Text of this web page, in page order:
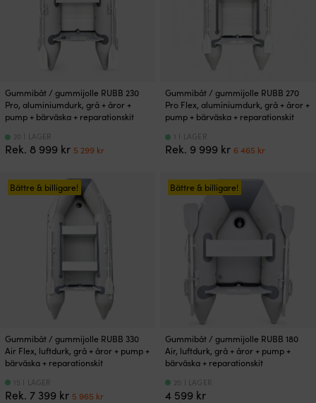
Gummibåt / gummijolle RUBB 230
Pro, aluminiumdurk, grå + åror +
pump + bärväska + reparationskit
Rek. 8 999 kr Det
var:
8
999 kr.
5 299 krDet
299 kr.
20 I LAGER
Gummibåt / gummijolle RUBB 270
Pro Flex, aluminiumdurk, grå + åror +
pump + bärväska + reparationskit
Rek. 9 999 kr Det
var:
999 kr.
6 465 krDet
465 kr.
1 I LAGER
Bättre & billigare!
Gummibåt / gummijolle RUBB 330
Air Flex, luftdurk, grå + åror + pump +
bärväska + reparationskit
Rek. 7 399 kr Det
5 965 krDet
15 I LAGER
Bättre & billigare!
Gummibåt / gummijolle RUBB 180
Air, luftdurk, grå + åror + pump +
bärväska + reparationskit
4 599 kr
20 I LAGER